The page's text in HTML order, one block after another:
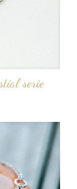
serie